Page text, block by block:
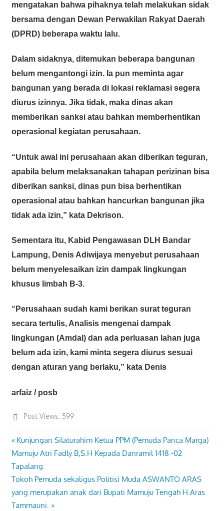
mengatakan bahwa pihaknya telah melakukan sidak
bersama dengan Dewan Perwakilan Rakyat Daerah
(DPRD) beberapa waktu lalu.
Dalam sidaknya, ditemukan beberapa bangunan
belum mengantongi izin. Ia pun meminta agar
bangunan yang berada di lokasi reklamasi segera
diurus izinnya. Jika tidak, maka dinas akan
memberikan sanksi atau bahkan memberhentikan
operasional kegiatan perusahaan.
“Untuk awal ini perusahaan akan diberikan teguran,
apabila belum melaksanakan tahapan perizinan bisa
diberikan sanksi, dinas pun bisa berhentikan
operasional atau bahkan hancurkan bangunan jika
tidak ada izin,” kata Dekrison.
Sementara itu, Kabid Pengawasan DLH Bandar
Lampung, Denis Adiwijaya menyebut perusahaan
belum menyelesaikan izin dampak lingkungan
khusus limbah B-3.
“Perusahaan sudah kami berikan surat teguran
secara tertulis, Analisis mengenai dampak
lingkungan (Amdal) dan ada perluasan lahan juga
belum ada izin, kami minta segera diurus sesuai
dengan aturan yang berlaku,” kata Denis
arfaiz / posb
Post Views: 599
Post
navigation
Previous
Post:
Kunjungan Silaturahim Ketua PPM (Pemuda Panca Marga)
Mamuju Atri Fadly B,S.H Kepada Danramil 1418 -02
Tapalang.
Next
Post:
Tokoh Pemuda sekaligus Politisi Muda ASWANTO ARAS
yang merupakan anak dari Bupati Mamuju Tengah H.Aras
Tammauni.